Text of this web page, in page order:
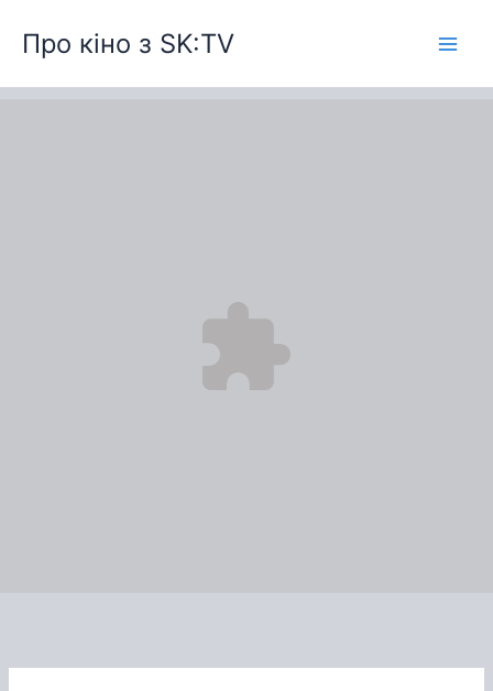
вмісту
Про кіно з SK:TV